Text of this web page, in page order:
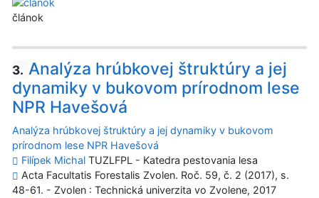
článok
3. Analýza hrúbkovej štruktúry a jej
dynamiky v bukovom prírodnom lese
NPR Havešová
Analýza hrúbkovej štruktúry a jej dynamiky v bukovom
prírodnom lese NPR Havešová
Filípek Michal TUZLFPL - Katedra pestovania lesa
Acta Facultatis Forestalis Zvolen. Roč. 59, č. 2 (2017), s.
48-61. - Zvolen : Technická univerzita vo Zvolene, 2017